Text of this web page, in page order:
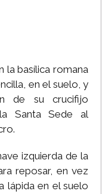
la basílica romana
en el suelo, y
de su crucifijo
Santa Sede al
izquierda de la
reposar, en vez
lápida en el suelo